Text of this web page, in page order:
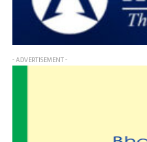
- ADVERTISEMENT -